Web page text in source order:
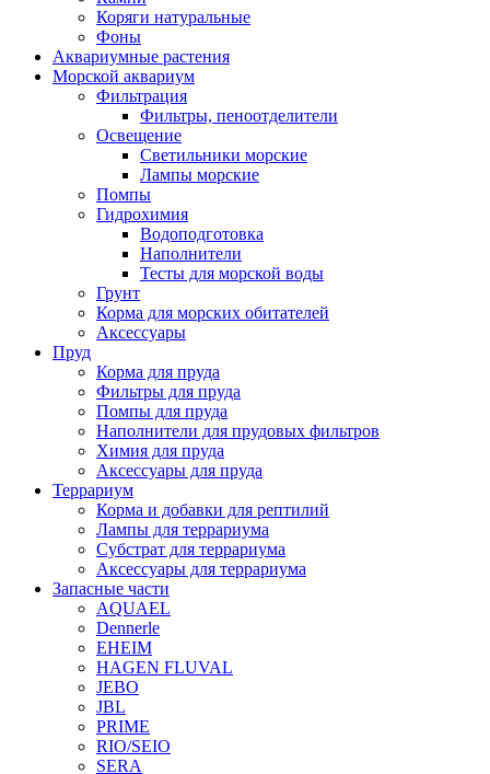
Коряги натуральные
Фоны
Аквариумные растения
Морской аквариум
Фильтрация
Фильтры, пеноотделители
Освещение
Светильники морские
Лампы морские
Помпы
Гидрохимия
Водоподготовка
Наполнители
Тесты для морской воды
Грунт
Корма для морских обитателей
Аксессуары
Пруд
Корма для пруда
Фильтры для пруда
Помпы для пруда
Наполнители для прудовых фильтров
Химия для пруда
Аксессуары для пруда
Террариум
Корма и добавки для рептилий
Лампы для террариума
Субстрат для террариума
Аксессуары для террариума
Запасные части
AQUAEL
Dennerle
EHEIM
HAGEN FLUVAL
JEBO
JBL
PRIME
RIO/SEIO
SERA